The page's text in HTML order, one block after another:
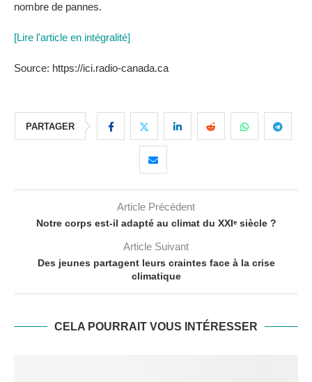
nombre de pannes.
[Lire l'article en intégralité]
Source: https://ici.radio-canada.ca
PARTAGER
Article Précédent
Notre corps est-il adapté au climat du XXIᵉ siècle ?
Article Suivant
Des jeunes partagent leurs craintes face à la crise
climatique
CELA POURRAIT VOUS INTÉRESSER